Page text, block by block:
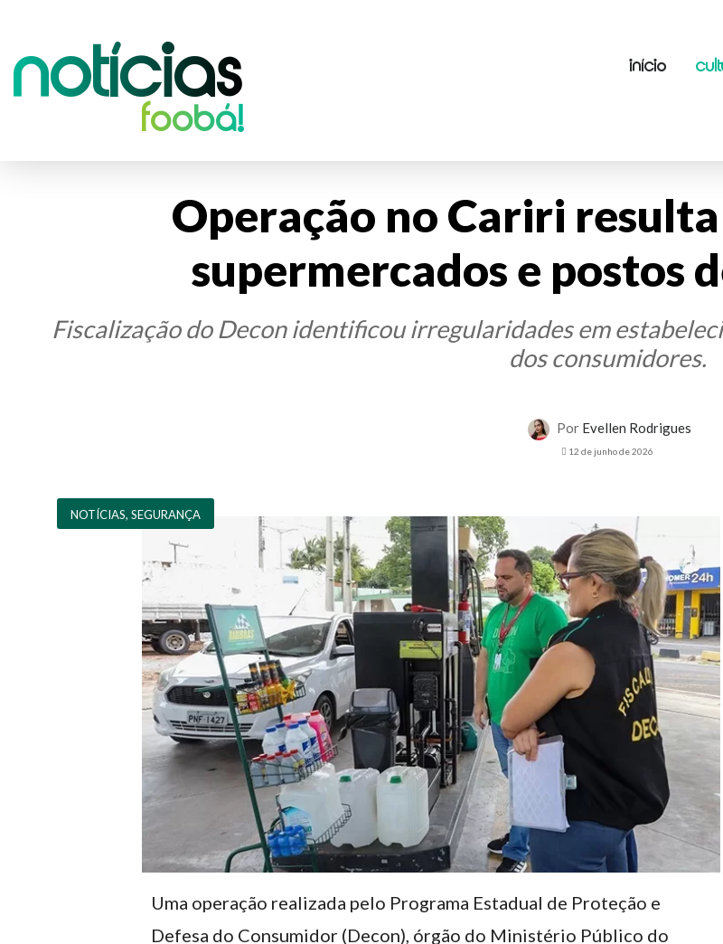
Notícias
foobá!
INÍCIO
Operação no Cariri
supermercados e postos
Fiscalização do Decon identificou irregularidades em
dos consumidores.
Por Evellen Rodrigues
12 de junho de 2026
NOTÍCIAS, SEGURANÇA
Uma operação realizada pelo Programa Estadual de Proteção e
Defesa do Consumidor (Decon), órgão do Ministério Público do